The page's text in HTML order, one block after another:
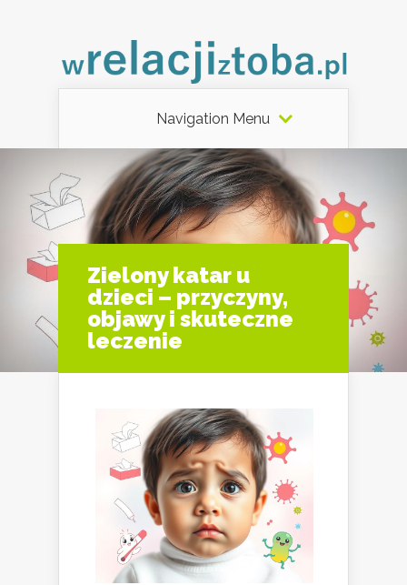
Navigation Menu
Zielony katar u
dzieci – przyczyny,
objawy i skuteczne
leczenie